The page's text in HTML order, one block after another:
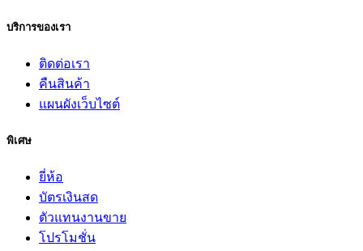
บริการของเรา
ติดต่อเรา
คืนสินค้า
แผนผังเว็บไซต์
พิเศษ
ยี่ห้อ
บัตรเงินสด
ตัวแทนงานขาย
โปรโมชั่น